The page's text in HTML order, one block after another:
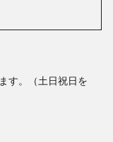
す。（土日祝日を